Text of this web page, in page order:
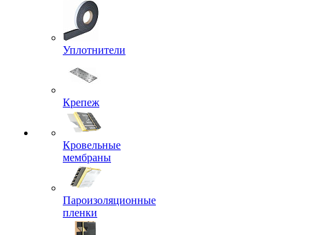
Уплотнители
Крепеж
Кровельные
мембраны
Пароизоляционные
пленки